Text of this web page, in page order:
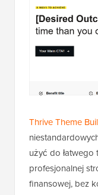
Thrive Theme
użyć do
profesjonalnej
finansowej, bez